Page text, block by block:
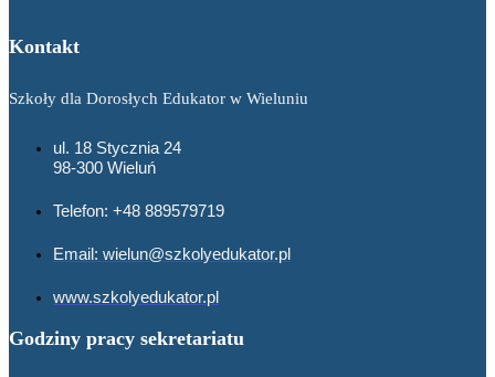
Kontakt
Szkoły dla Dorosłych Edukator w Wieluniu
ul. 18 Stycznia 24
98-300 Wieluń
Telefon: +48 889579719
Email: wielun@szkolyedukator.pl
www.szkolyedukator.pl
Godziny pracy sekretariatu